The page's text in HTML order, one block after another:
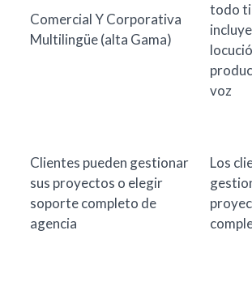
Comercial Y Corporativa
Multilingüe (alta Gama)
todo
voz
Clientes pueden gestionar
sus proyectos o elegir
soporte completo de
agencia
Los